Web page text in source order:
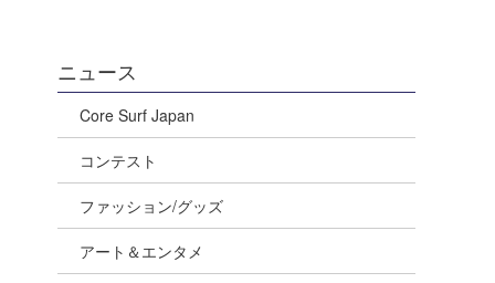
ニュース
Core Surf Japan
コンテスト
ファッション/グッズ
アート＆エンタメ